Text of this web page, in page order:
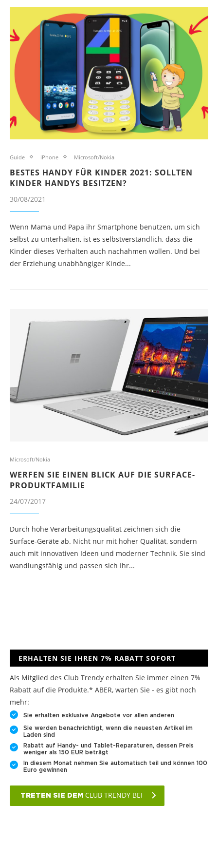
Guide iPhone Microsoft/Nokia
BESTES HANDY FÜR KINDER 2021: SOLLTEN
KINDER HANDYS BESITZEN?
30/08/2021
Wenn Mama und Papa ihr Smartphone benutzen, um sich
selbst zu unterhalten, ist es selbstverständlich, dass die
Kinder dieses Verhalten auch nachahmen wollen. Und bei
der Erziehung unabhängiger Kinde...
Microsoft/Nokia
WERFEN SIE EINEN BLICK AUF DIE SURFACE-
PRODUKTFAMILIE
24/07/2017
Durch hohe Verarbeitungsqualität zeichnen sich die
Surface-Geräte ab. Nicht nur mit hoher Qualität, sondern
auch mit innovativen Ideen und moderner Technik. Sie sind
wandlungsfähig und passen sich Ihr...
ERHALTEN SIE IHREN 7% RABATT SOFORT
Als Mitglied des Club Trendy erhalten Sie immer einen 7%
Rabatt auf die Produkte.* ABER, warten Sie - es gibt noch
mehr:
Sie erhalten exklusive Angebote vor allen anderen
Sie werden benachrichtigt, wenn die neuesten Artikel im
Laden sind
Rabatt auf Handy- und Tablet-Reparaturen, dessen Preis
weniger als 150 EUR beträgt
In diesem Monat nehmen Sie automatisch teil und können 100
Euro gewinnen
TRETEN SIE DEM CLUB TRENDY BEI